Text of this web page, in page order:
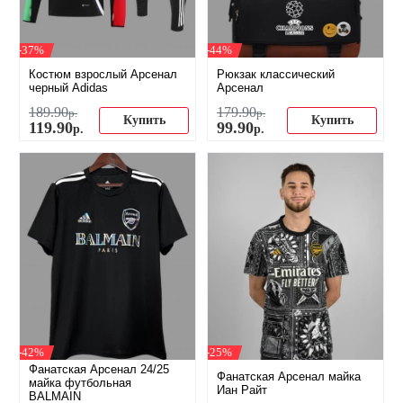
-37%
Костюм взрослый Арсенал
черный Adidas
189.90р.
119.90р.
Купить
-44%
Рюкзак классический
Арсенал
179.90р.
99.90р.
Купить
-42%
Фанатская Арсенал 24/25
майка футбольная
BALMAIN
-25%
Фанатская Арсенал майка
Иан Райт